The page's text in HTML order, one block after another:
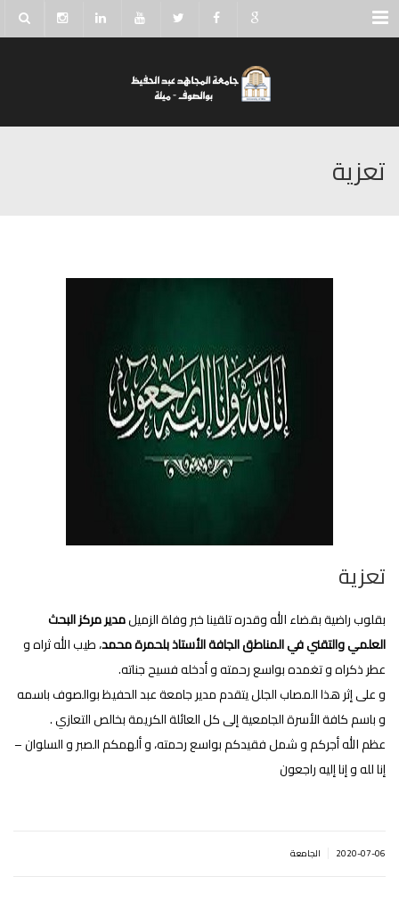
Menu
تعزية
تعزية
بقلوب راضية بقضاء الله وقدره تلقينا خبر وفاة الزميلمدير مركز البحث
العلمي والتقني في المناطق الجافة الأستاذ بلحمرة محمد، طيب الله ثراه و
عطر ذكراه و تغمده بواسع رحمته و أدخله فسيح جناته.
و على إثر هذا المصاب الجلل يتقدم مدير جامعة عبد الحفيظ بوالصوف باسمه
و باسم كافة اﻷسرة الجامعية إلى كل العائلة الكريمة بخالص التعازي .
عظم الله أجركم و شمل فقيدكم بواسع رحمته، و ألهمكم الصبر و السلوان –
إنا لله و إنا إليه راجعون
2020-07-06 الجامعة